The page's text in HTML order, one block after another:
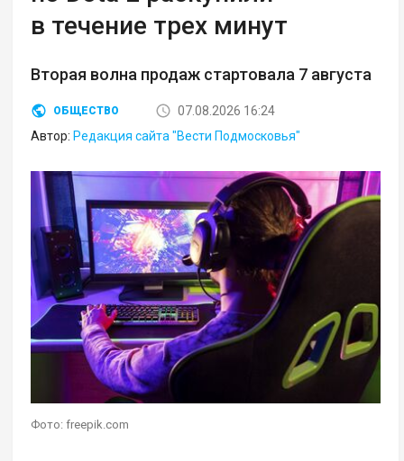
в течение трех минут
Вторая волна продаж стартовала 7 августа
ОБЩЕСТВО
07.08.2026 16:24
Автор:Редакция сайта "Вести Подмосковья"
Фото: freepik.com